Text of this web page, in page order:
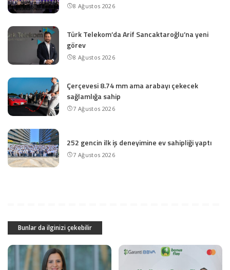
8 Ağustos 2026
Türk Telekom’da Arif Sancaktaroğlu’na yeni
görev
8 Ağustos 2026
Çerçevesi 8.74 mm ama arabayı çekecek
sağlamlığa sahip
7 Ağustos 2026
252 gencin ilk iş deneyimine ev sahipliği yaptı
7 Ağustos 2026
Bunlar da ilginizi çekebilir